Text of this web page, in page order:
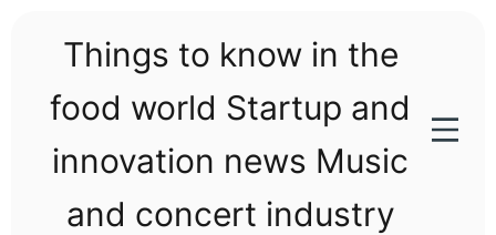
Things to know in the
food world Startup and
innovation news Music
and concert industry